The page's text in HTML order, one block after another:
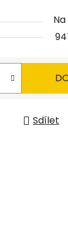
Sdílet